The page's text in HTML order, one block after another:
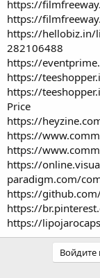
https://
https://
https://hellobiz.in/
282106488
https://
https://
https://
Price
https://
https://
https://
https://
paradigm.com/
https://
https://
https://
Войдите